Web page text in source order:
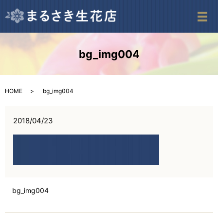
メ
bg_img004
HOME bg_img004
2018/04/23
bg_img004